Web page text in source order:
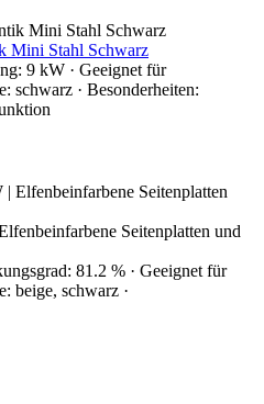
Mini Stahl Schwarz
9 kW · Geeignet für
schwarz · Besonderheiten:
Seitenplatten und
81.2 % · Geeignet für
beige, schwarz ·